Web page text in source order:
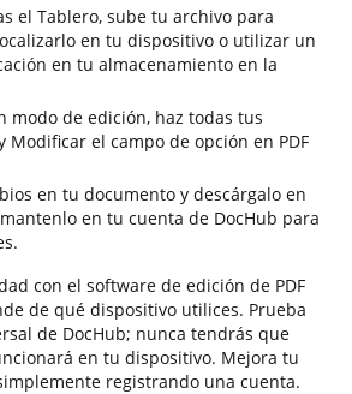
el Tablero, sube tu archivo para
en tu dispositivo o utilizar un
en tu almacenamiento en la
modo de edición, haz todas tus
Modificar el campo de opción en PDF
en tu documento y descárgalo en
en tu cuenta de DocHub para
con el software de edición de PDF
de qué dispositivo utilices. Prueba
de DocHub; nunca tendrás que
en tu dispositivo. Mejora tu
registrando una cuenta.